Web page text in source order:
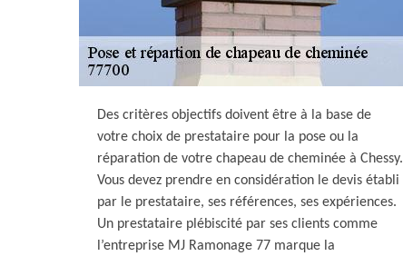
Des critères objectifs doivent être à la base de
votre choix de prestataire pour la pose ou la
réparation de votre chapeau de cheminée à Chessy.
Vous devez prendre en considération le devis établi
par le prestataire, ses références, ses expériences.
Un prestataire plébiscité par ses clients comme
l’entreprise MJ Ramonage 77 marque la